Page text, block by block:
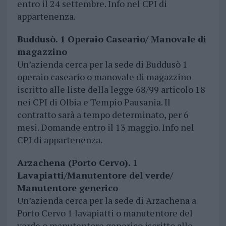
entro il 24 settembre. Info nel CPI di
appartenenza.
Buddusò. 1 Operaio Caseario/ Manovale di
magazzino
Un’azienda cerca per la sede di Buddusò 1
operaio caseario o manovale di magazzino
iscritto alle liste della legge 68/99 articolo 18
nei CPI di Olbia e Tempio Pausania. Il
contratto sarà a tempo determinato, per 6
mesi. Domande entro il 13 maggio. Info nel
CPI di appartenenza.
Arzachena (Porto Cervo). 1
Lavapiatti/Manutentore del verde/
Manutentore generico
Un’azienda cerca per la sede di Arzachena a
Porto Cervo 1 lavapiatti o manutentore del